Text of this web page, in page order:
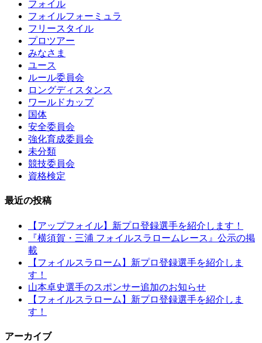
フォイル
フォイルフォーミュラ
フリースタイル
プロツアー
みなさま
ユース
ルール委員会
ロングディスタンス
ワールドカップ
国体
安全委員会
強化育成委員会
未分類
競技委員会
資格検定
最近の投稿
【アップフォイル】新プロ登録選手を紹介します！
『横須賀・三浦 フォイルスラロームレース』公示の掲
載
【フォイルスラローム】新プロ登録選手を紹介しま
す！
山本卓史選手のスポンサー追加のお知らせ
【フォイルスラローム】新プロ登録選手を紹介しま
す！
アーカイブ